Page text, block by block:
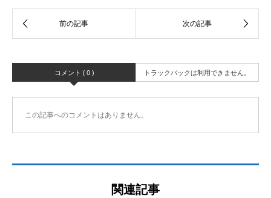
コメント ( 0 ) トラックバックは利用できません。
この記事へのコメントはありません。
関連記事